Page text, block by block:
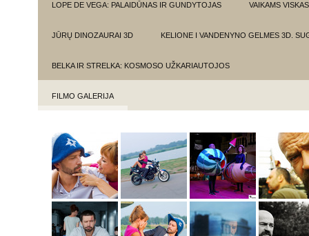
LOPE DE VEGA: PALAIDŪNAS IR GUNDYTOJAS VAIKAMS
JŪRŲ DINOZAURAI 3D KELIONE I VANDENYNO GELMES 3D.
BELKA IR STRELKA: KOSMOSO UŽKARIAUTOJOS
FILMO GALERIJA